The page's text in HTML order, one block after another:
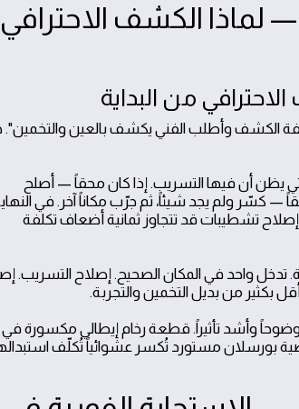
الكشف الاحترافي
من البداية
الكشف وأطلب الفني يكشف بالعين والتخمين".
يظن أن فيها التسريب. إذا كان محقاً — أصلح
كسّر ولم يجد شيئاً، ثم جرّب مكاناً آخر. في
تشطيبات قد تتجاوز ثمانية أضعاف تكلفة
تدخل واحد في المكان الصحيح. إصلاح التسريب.
بكثير من بديل التخمين والتجربة.
وضوحاً وأشد تأثيراً. قطعة رخام إيطالي مكسورة في
بورسلان مستورد تُكسر عشوائياً تُكلّف